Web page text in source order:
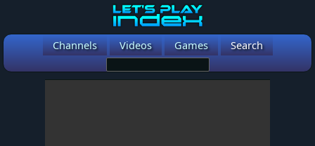
Channels Videos Games Search